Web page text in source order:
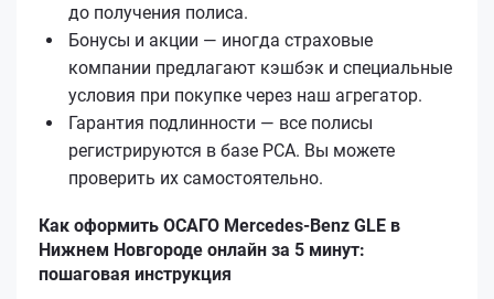
до получения полиса.
Бонусы и акции — иногда страховые
компании предлагают кэшбэк и специальные
условия при покупке через наш агрегатор.
Гарантия подлинности — все полисы
регистрируются в базе РСА. Вы можете
проверить их самостоятельно.
Как оформить ОСАГО Mercedes-Benz GLE в
Нижнем Новгороде онлайн за 5 минут:
пошаговая инструкция